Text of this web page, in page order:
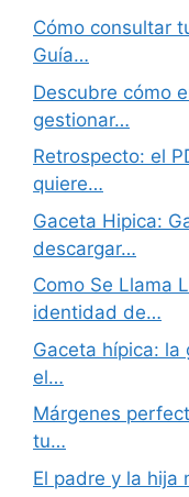
Cómo consultar
Guía…
Descubre cómo
gestionar…
Retrospecto: el
quiere…
Gaceta Hipica:
descargar…
Como Se Llama
identidad de…
Gaceta hípica:
el…
Márgenes
tu…
El padre y la hija